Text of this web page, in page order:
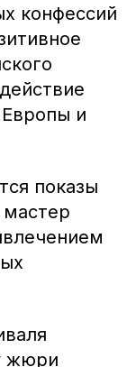
конфессий
и
показы
жюри